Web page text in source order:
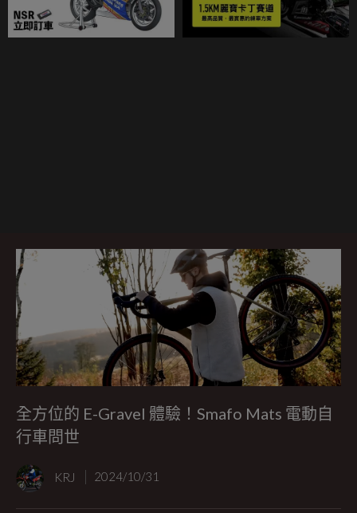
全方位的 E-Gravel 體驗！Smafo Mats 電動自
行車問世
KRJ 2024/10/31